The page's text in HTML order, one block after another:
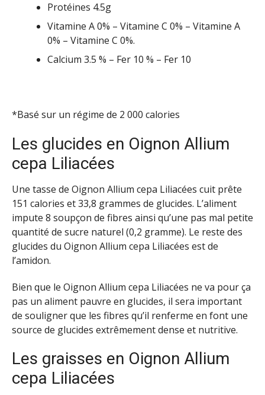
Protéines 4.5g
Vitamine A 0% – Vitamine C 0% – Vitamine A
0% – Vitamine C 0%.
Calcium 3.5 % – Fer 10 % – Fer 10
*Basé sur un régime de 2 000 calories
Les glucides en Oignon Allium
cepa Liliacées
Une tasse de Oignon Allium cepa Liliacées cuit prête
151 calories et 33,8 grammes de glucides. L’aliment
impute 8 soupçon de fibres ainsi qu’une pas mal petite
quantité de sucre naturel (0,2 gramme). Le reste des
glucides du Oignon Allium cepa Liliacées est de
l’amidon.
Bien que le Oignon Allium cepa Liliacées ne va pour ça
pas un aliment pauvre en glucides, il sera important
de souligner que les fibres qu’il renferme en font une
source de glucides extrêmement dense et nutritive.
Les graisses en Oignon Allium
cepa Liliacées